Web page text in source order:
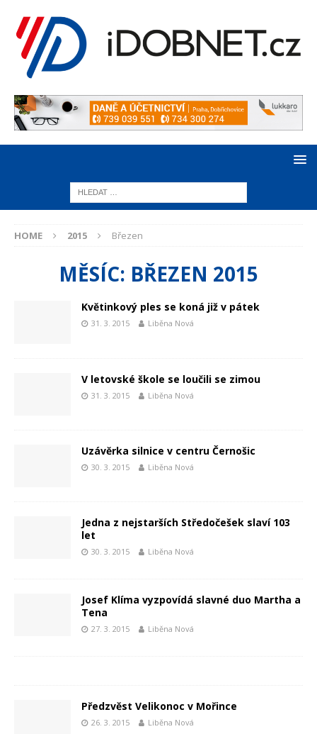
HOME 2015 Březen
MĚSÍC: BŘEZEN 2015
Květinkový ples se koná již v pátek
31. 3. 2015 Liběna Nová
V letovské škole se loučili se zimou
31. 3. 2015 Liběna Nová
Uzávěrka silnice v centru Černošic
30. 3. 2015 Liběna Nová
Jedna z nejstarších Středočešek slaví 103
let
30. 3. 2015 Liběna Nová
Josef Klíma vyzpovídá slavné duo Martha a
Tena
27. 3. 2015 Liběna Nová
Předzvěst Velikonoc v Mořince
26. 3. 2015 Liběna Nová